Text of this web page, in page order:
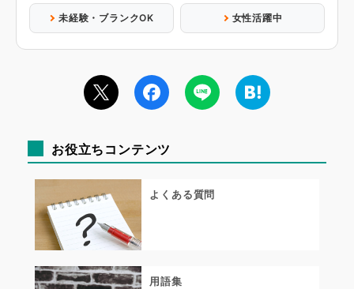
未経験・ブランクOK 女性活躍中
お役立ちコンテンツ
よくある質問
用語集